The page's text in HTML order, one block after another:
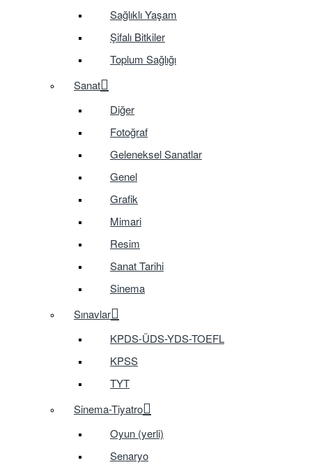
Sağlıklı Yaşam
Şifalı Bitkiler
Toplum Sağlığı
Sanat
Diğer
Fotoğraf
Geleneksel Sanatlar
Genel
Grafik
Mimari
Resim
Sanat Tarihi
Sinema
Sınavlar
KPDS-ÜDS-YDS-TOEFL
KPSS
TYT
Sinema-Tiyatro
Oyun (yerli)
Senaryo